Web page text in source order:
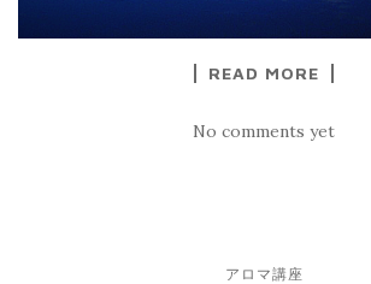
READ MORE
No comments yet
アロマ講座